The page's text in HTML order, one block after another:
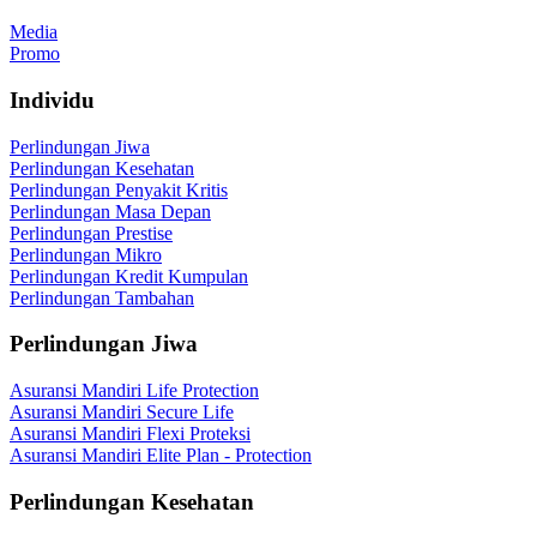
Media
Promo
Individu
Perlindungan Jiwa
Perlindungan Kesehatan
Perlindungan Penyakit Kritis
Perlindungan Masa Depan
Perlindungan Prestise
Perlindungan Mikro
Perlindungan Kredit Kumpulan
Perlindungan Tambahan
Perlindungan Jiwa
Asuransi Mandiri Life Protection
Asuransi Mandiri Secure Life
Asuransi Mandiri Flexi Proteksi
Asuransi Mandiri Elite Plan - Protection
Perlindungan Kesehatan